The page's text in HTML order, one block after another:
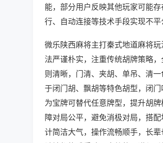
能，部分用户反映其他玩家可能
行、自动连接等技术手段实现不平
微乐陕西麻将主打秦式地道麻将
法严谨朴实，注重传统胡牌策略
则清晰，门清、夹胡、单吊、清
于闭门胡、飘胡等特色胡型，闭
为宝牌可替代任意牌型，提升胡
障对局公平，避免消极对局，搭
计简洁大气，操作流畅顺手，长